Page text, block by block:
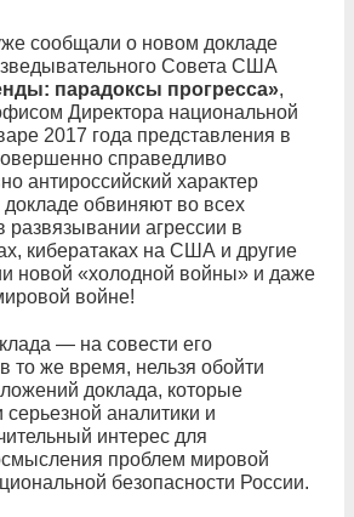
сообщали о новом докладе
Совета США
парадоксы прогресса»,
Директора национальной
2017 года представления в
справедливо
антироссийский характер
обвиняют во всех
развязывании агрессии в
кибератаках на США и другие
новой «холодной войны» и даже
войне!
— на совести его
то же время, нельзя обойти
доклада, которые
аналитики и
интерес для
проблем мировой
безопасности России.